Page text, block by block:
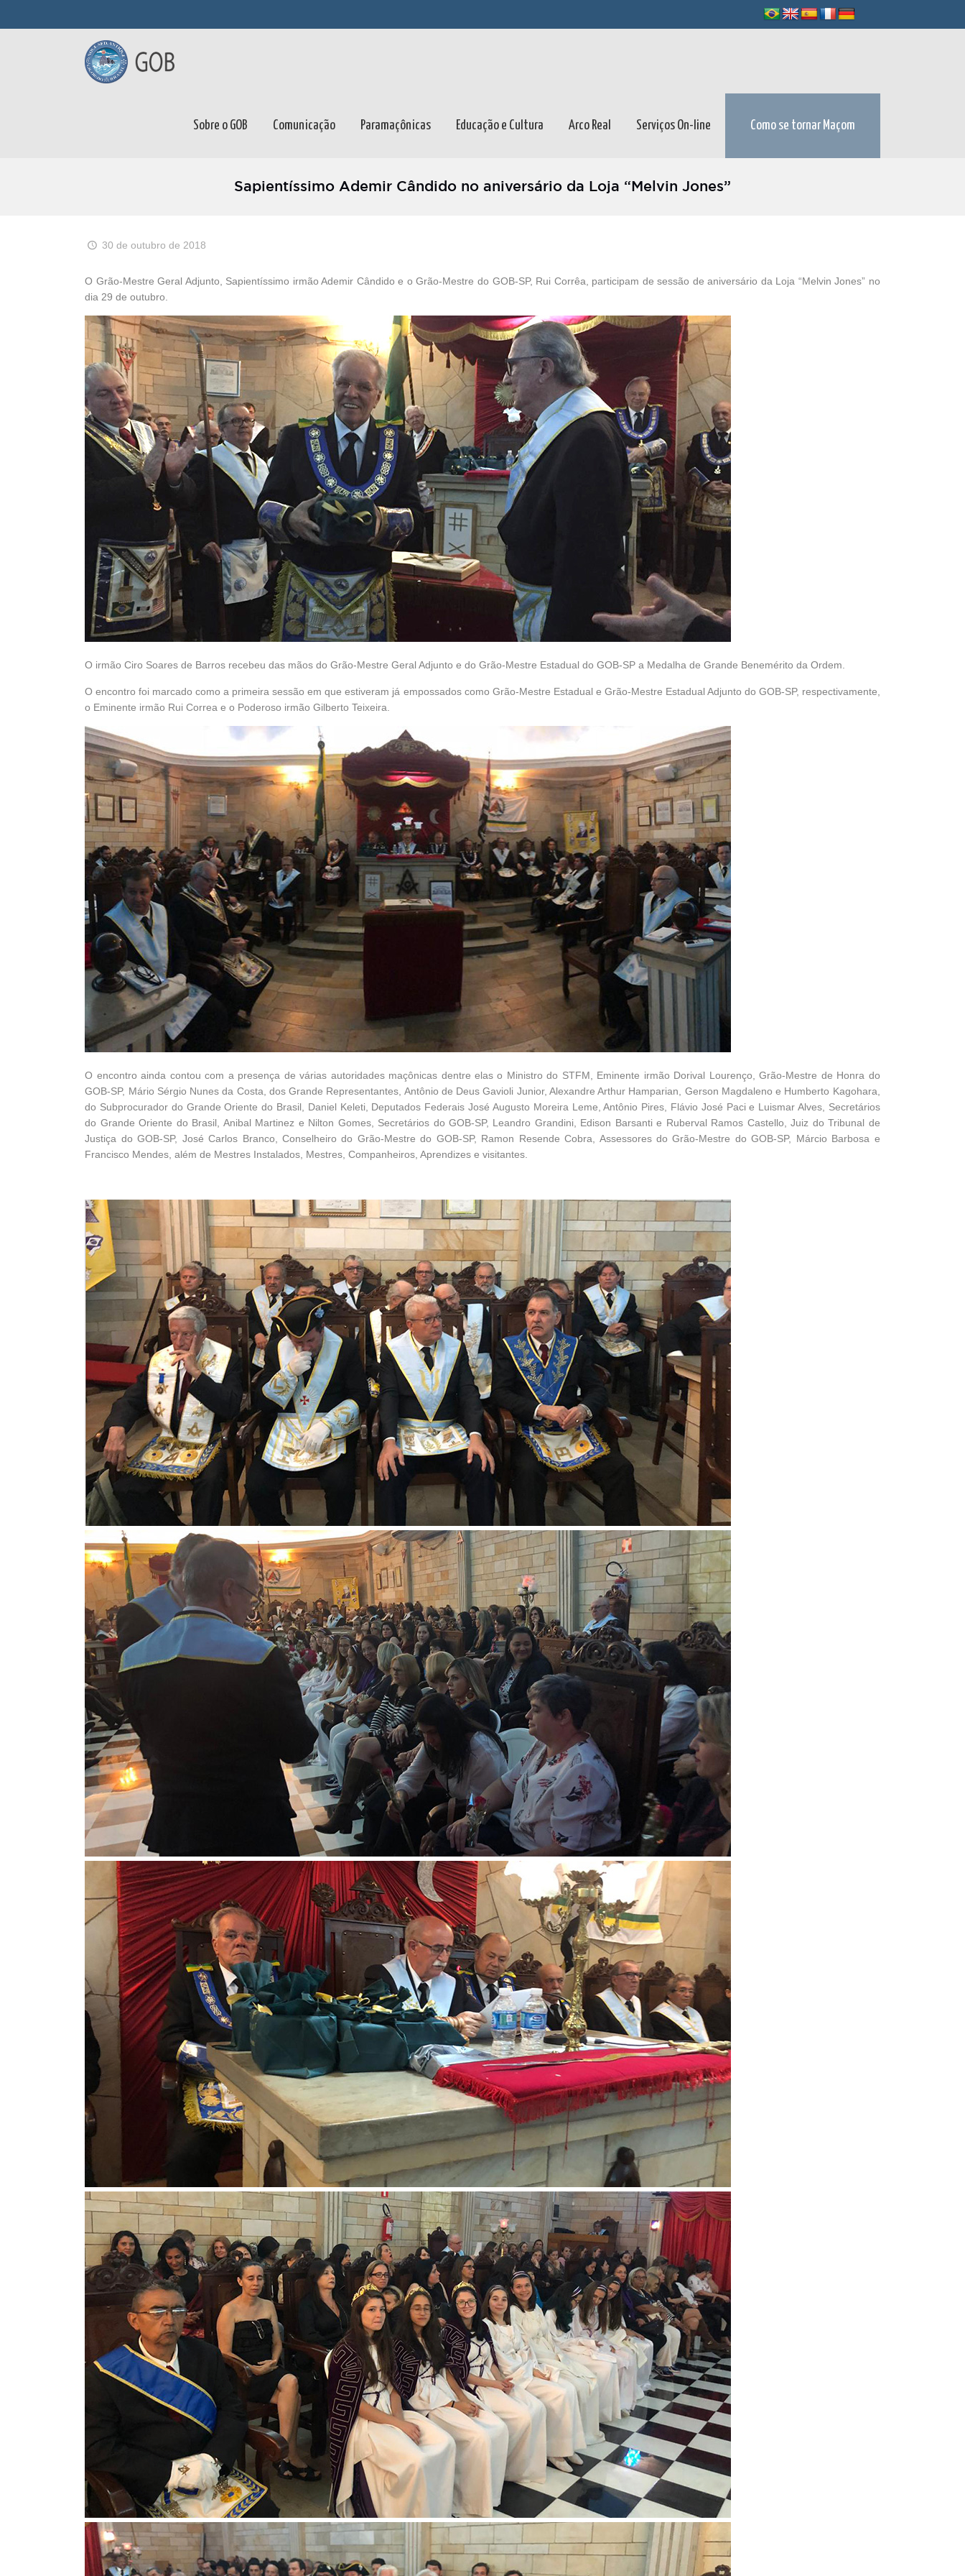
Sobre o GOB Comunicação Paramaçônicas Educação e Cultura Arco Real Serviços On-line Como se tornar Maçom
Sapientíssimo Ademir Cândido no aniversário da Loja “Melvin Jones”
30 de outubro de 2018
O Grão-Mestre Geral Adjunto, Sapientíssimo irmão Ademir Cândido e o Grão-Mestre do GOB-SP, Rui Corrêa, participam de sessão de aniversário da Loja “Melvin Jones” no
dia 29 de outubro.
O irmão Ciro Soares de Barros recebeu das mãos do Grão-Mestre Geral Adjunto e do Grão-Mestre Estadual do GOB-SP a Medalha de Grande Benemérito da Ordem.
O encontro foi marcado como a primeira sessão em que estiveram já empossados como Grão-Mestre Estadual e Grão-Mestre Estadual Adjunto do GOB-SP, respectivamente,
o Eminente irmão Rui Correa e o Poderoso irmão Gilberto Teixeira.
O encontro ainda contou com a presença de várias autoridades maçônicas dentre elas o Ministro do STFM, Eminente irmão Dorival Lourenço, Grão-Mestre de Honra do
GOB-SP, Mário Sérgio Nunes da Costa, dos Grande Representantes, Antônio de Deus Gavioli Junior, Alexandre Arthur Hamparian, Gerson Magdaleno e Humberto Kagohara,
do Subprocurador do Grande Oriente do Brasil, Daniel Keleti, Deputados Federais José Augusto Moreira Leme, Antônio Pires, Flávio José Paci e Luismar Alves, Secretários
do Grande Oriente do Brasil, Anibal Martinez e Nilton Gomes, Secretários do GOB-SP, Leandro Grandini, Edison Barsanti e Ruberval Ramos Castello, Juiz do Tribunal de
Justiça do GOB-SP, José Carlos Branco, Conselheiro do Grão-Mestre do GOB-SP, Ramon Resende Cobra, Assessores do Grão-Mestre do GOB-SP, Márcio Barbosa e
Francisco Mendes, além de Mestres Instalados, Mestres, Companheiros, Aprendizes e visitantes.